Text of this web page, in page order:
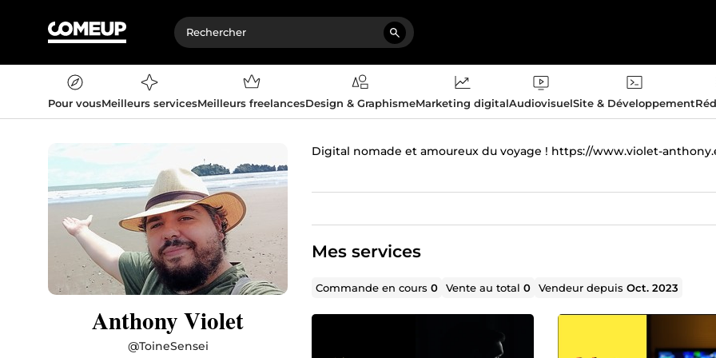
Pour vousMeilleurs servicesMeilleurs freelancesDesign & GraphismeMarketing digitalAudiovisuelSite & Développement
Anthony Violet
@ToineSensei
Digital nomade et amoureux du voyage ! https://www.violet-
Mes services
Commande en cours0 Vente au total0 Vendeur depuisOct. 2023